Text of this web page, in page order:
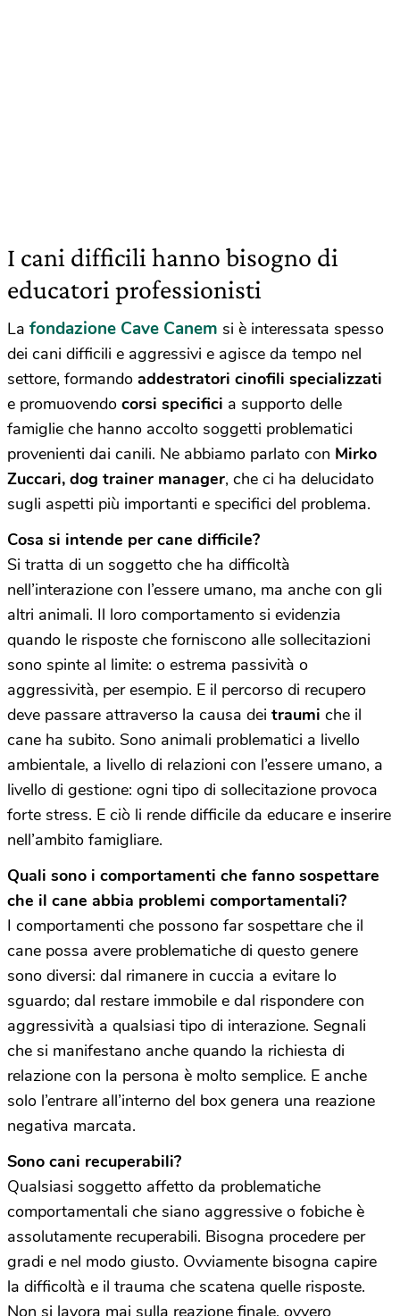
I cani difficili hanno bisogno di
educatori professionisti
La fondazione Cave Canem si è interessata spesso
dei cani difficili e aggressivi e agisce da tempo nel
settore, formando addestratori cinofili specializzati
e promuovendo corsi specifici a supporto delle
famiglie che hanno accolto soggetti problematici
provenienti dai canili. Ne abbiamo parlato con Mirko
Zuccari, dog trainer manager, che ci ha delucidato
sugli aspetti più importanti e specifici del problema.
Cosa si intende per cane difficile?
Si tratta di un soggetto che ha difficoltà
nell’interazione con l’essere umano, ma anche con gli
altri animali. Il loro comportamento si evidenzia
quando le risposte che forniscono alle sollecitazioni
sono spinte al limite: o estrema passività o
aggressività, per esempio. E il percorso di recupero
deve passare attraverso la causa dei traumi che il
cane ha subito. Sono animali problematici a livello
ambientale, a livello di relazioni con l’essere umano, a
livello di gestione: ogni tipo di sollecitazione provoca
forte stress. E ciò li rende difficile da educare e inserire
nell’ambito famigliare.
Quali sono i comportamenti che fanno sospettare
che il cane abbia problemi comportamentali?
I comportamenti che possono far sospettare che il
cane possa avere problematiche di questo genere
sono diversi: dal rimanere in cuccia a evitare lo
sguardo; dal restare immobile e dal rispondere con
aggressività a qualsiasi tipo di interazione. Segnali
che si manifestano anche quando la richiesta di
relazione con la persona è molto semplice. E anche
solo l’entrare all’interno del box genera una reazione
negativa marcata.
Sono cani recuperabili?
Qualsiasi soggetto affetto da problematiche
comportamentali che siano aggressive o fobiche è
assolutamente recuperabili. Bisogna procedere per
gradi e nel modo giusto. Ovviamente bisogna capire
la difficoltà e il trauma che scatena quelle risposte.